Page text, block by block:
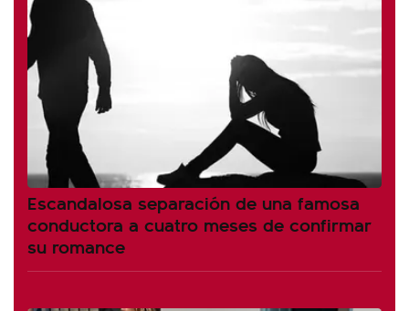
Escandalosa separación de una famosa
conductora a cuatro meses de confirmar
su romance